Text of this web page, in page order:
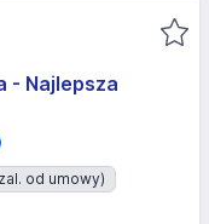
- Najlepsza
od umowy)